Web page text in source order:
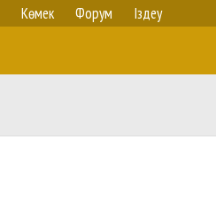
Көмек Форум Іздеу